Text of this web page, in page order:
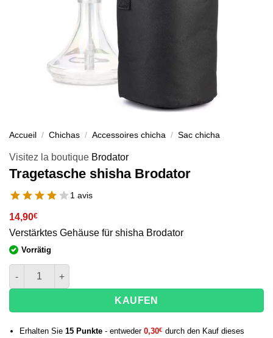
Accueil / Chichas / Accessoires chicha / Sac chicha
Visitez la boutique Brodator
Tragetasche shisha Brodator
1 avis
14,90€
Verstärktes Gehäuse für shisha Brodator
Vorrätig
Menge von Tragetasche shisha Brodator
KAUFEN
Erhalten Sie 15Punkte- entweder 0,30€ durch den Kauf dieses